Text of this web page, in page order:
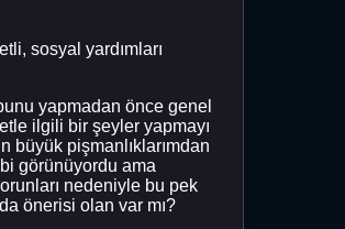
sosyal yardımları
yapmadan önce genel
ilgili bir şeyler yapmayı
büyük pişmanlıklarımdan
görünüyordu ama
nedeniyle bu pek
önerisi olan var mı?